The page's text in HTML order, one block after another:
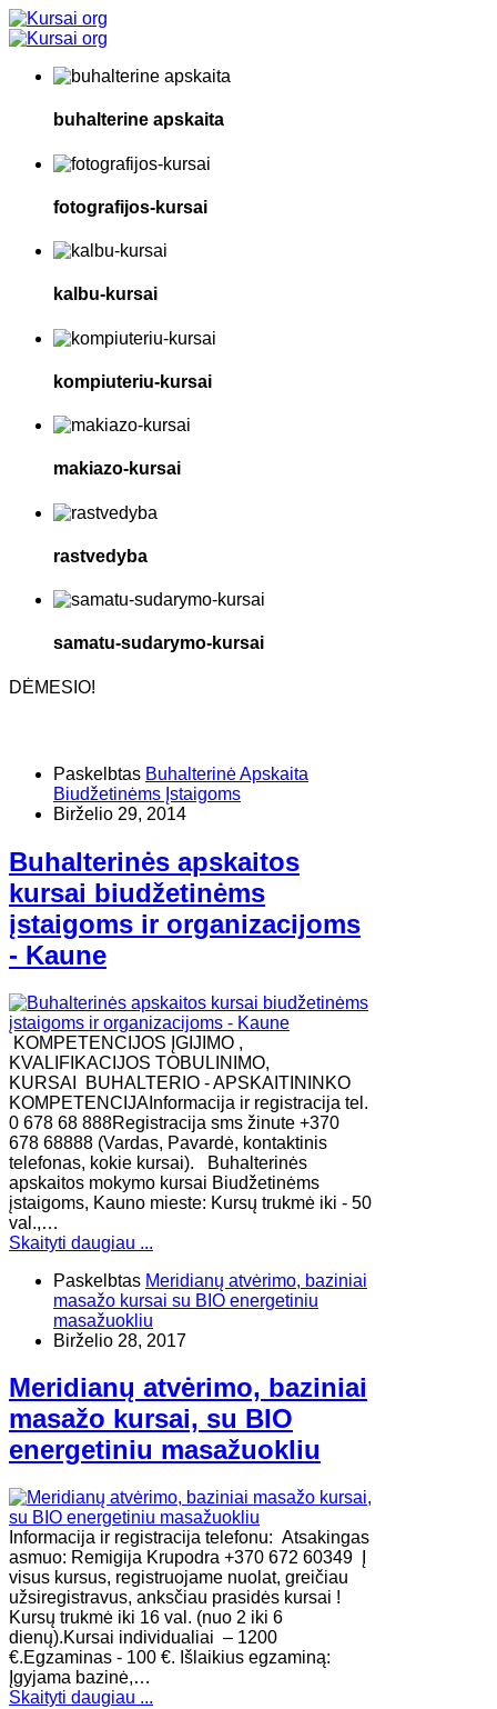
buhalterine apskaita
fotografijos-kursai
kalbu-kursai
kompiuteriu-kursai
makiazo-kursai
rastvedyba
samatu-sudarymo-kursai
DĖMESIO!
Paskelbtas Buhalterinė Apskaita
Biudžetinėms Įstaigoms
Birželio 29, 2014
Buhalterinės apskaitos
kursai biudžetinėms
įstaigoms ir organizacijoms
- Kaune
KOMPETENCIJOS ĮGIJIMO ,
KVALIFIKACIJOS TOBULINIMO,
KURSAI BUHALTERIO - APSKAITININKO
KOMPETENCIJAInformacija ir registracija tel.
0 678 68 888Registracija sms žinute +370
678 68888 (Vardas, Pavardė, kontaktinis
telefonas, kokie kursai). Buhalterinės
apskaitos mokymo kursai Biudžetinėms
įstaigoms, Kauno mieste: Kursų trukmė iki - 50
val.,…
Skaityti daugiau ...
Paskelbtas Meridianų atvėrimo, baziniai
masažo kursai su BIO energetiniu
masažuokliu
Birželio 28, 2017
Meridianų atvėrimo, baziniai
masažo kursai, su BIO
energetiniu masažuokliu
Informacija ir registracija telefonu: Atsakingas
asmuo: Remigija Krupodra +370 672 60349 Į
visus kursus, registruojame nuolat, greičiau
užsiregistravus, anksčiau prasidės kursai !
Kursų trukmė iki 16 val. (nuo 2 iki 6
dienų).Kursai individualiai – 1200
€.Egzaminas - 100 €. Išlaikius egzaminą:
Įgyjama bazinė,…
Skaityti daugiau ...